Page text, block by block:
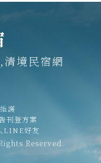
境民宿網
護
刊登方案
LINE好友
Reserved.